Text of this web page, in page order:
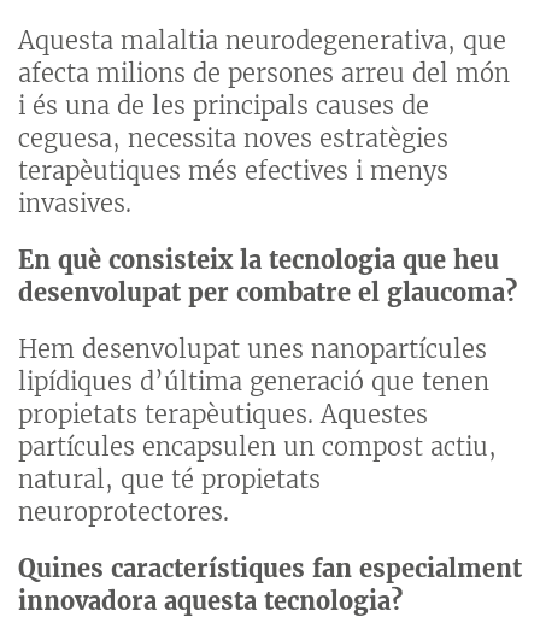
Aquesta malaltia neurodegenerativa, que
afecta milions de persones arreu del món
i és una de les principals causes de
ceguesa, necessita noves estratègies
terapèutiques més efectives i menys
invasives.
En què consisteix la tecnologia que heu
desenvolupat per combatre el glaucoma?
Hem desenvolupat unes nanopartícules
lipídiques d’última generació que tenen
propietats terapèutiques. Aquestes
partícules encapsulen un compost actiu,
natural, que té propietats
neuroprotectores.
Quines característiques fan especialment
innovadora aquesta tecnologia?